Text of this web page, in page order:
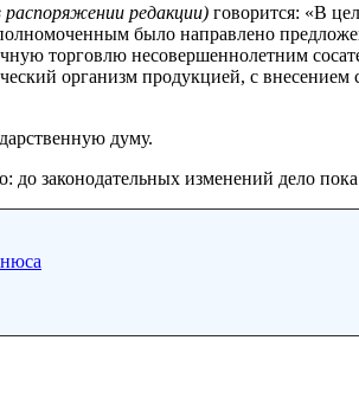
распоряжении редакции) говорится: «В
было направлено
торговлю несовершеннолетним
организм продукцией, с
думу.
до законодательных изменений дело